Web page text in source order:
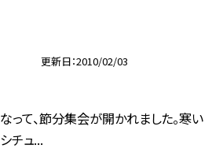
更新日 2010/02/03
て、節分集会が開かれました。寒い
チュ...